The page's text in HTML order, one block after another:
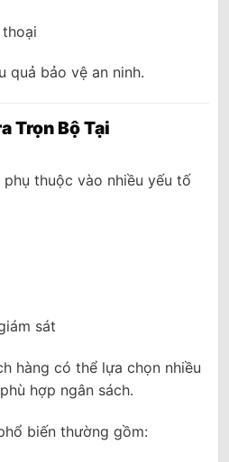
quả bảo vệ an ninh.
Trọn Bộ Tại
thuộc vào nhiều yếu tố
sát
hàng có thể lựa chọn nhiều
hợp ngân sách.
biến thường gồm: